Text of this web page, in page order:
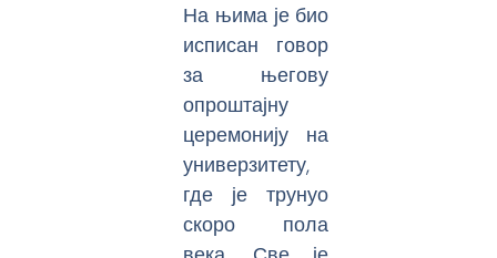
На њима је био
исписан говор
за његову
опроштајну
церемонију на
универзитету,
где је трунуо
скоро пола